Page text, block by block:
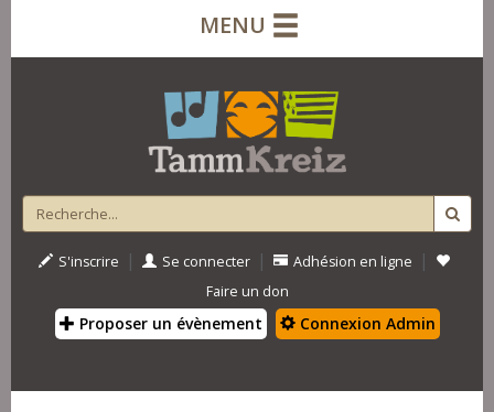
MENU
S'inscrire | Se connecter | Adhésion en ligne |
Faire un don
Proposer un évènement Connexion Admin